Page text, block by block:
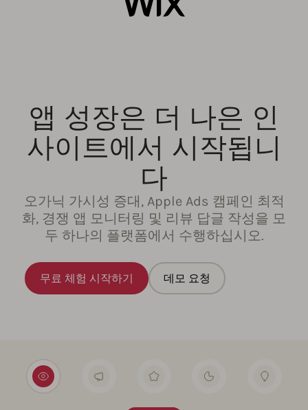
앱 성장은 더 나은 인
사이트에서 시작됩니
다
오가닉 가시성 증대, Apple Ads 캠페인 최적
화, 경쟁 앱 모니터링 및 리뷰 답글 작성을 모
두 하나의 플랫폼에서 수행하십시오.
무료 체험 시작하기 데모 요청